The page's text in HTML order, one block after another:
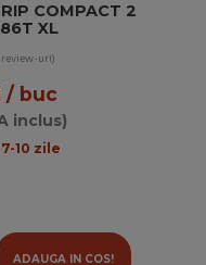
COMPACT 2
XL
review-uri)
/ buc
inclus)
10 zile
ADAUGA IN COS!